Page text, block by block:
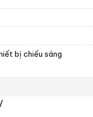
bị chiếu sáng